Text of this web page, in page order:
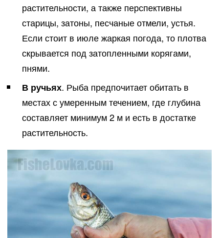
растительности, а также перспективны
старицы, затоны, песчаные отмели, устья.
Если стоит в июле жаркая погода, то плотва
скрывается под затопленными корягами,
пнями.
В ручьях. Рыба предпочитает обитать в
местах с умеренным течением, где глубина
составляет минимум 2 м и есть в достатке
растительность.